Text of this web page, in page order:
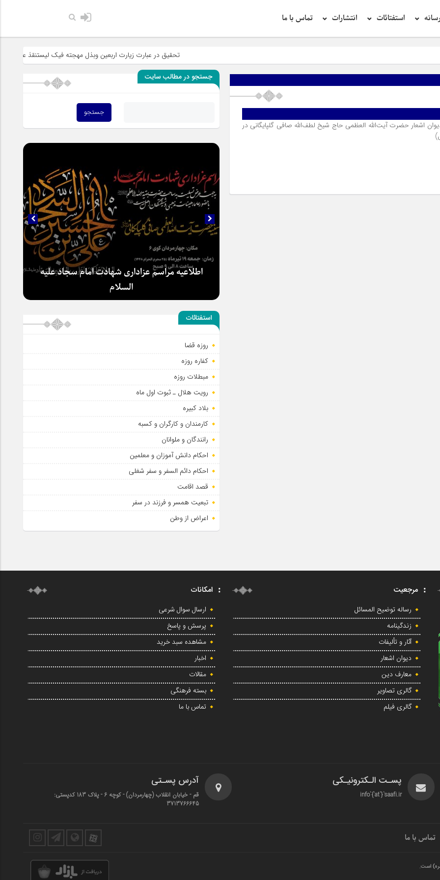
استفتائات انتشارات تماس با ما
تحقیق در عبارت زیارت اربعین وبذل مهجته فیک لیستنقذ عبادک من الجهاله
اشعار حضرت آیت‌اللّه العظمی حاج شیخ لطف‌اللّه صافی گلپایگانی در
جستجو در مطالب سایت
اطلاعیه مراسم عزاداری شهادت امام سجاد علیه
السلام
استفتائات
روزه قضا
کفاره روزه
مبطلات روزه
رویت هلال ـ ثبوت اول ماه
بلاد کبیره
کارمندان و کارگران و کسبه
رانندگان و ملوانان
احکام دانش آموزان و معلمین
احکام دائم السفر و سفر شغلی
قصد اقامت
تبعیت همسر و فرزند در سفر
اعراض از وطن
مرجعیت
رساله توضیح المسائل
زندگینامه
آثار و تألیفات
دیوان اشعار
معارف دین
گالری تصاویر
گالری فیلم
امکانات
ارسال سوال شرعی
پرسش و پاسخ
مشاهده سبد خرید
اخبار
مقالات
بسته فرهنگی
تماس با ما
پسـت الـکترونیـکی
info`{`at`}`saafi.ir
آدرس پسـتی
قم - خیابان انقلاب (چهارمردان)‌ - کوچه 6 - پلاک 183 کدپستی:
3713766645
تماس با ما
است.